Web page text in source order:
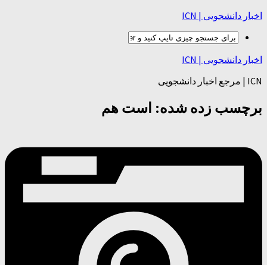
اخبار دانشجویی | ICN
اخبار دانشجویی | ICN
ICN | مرجع اخبار دانشجویی
برچسب زده شده: است هم